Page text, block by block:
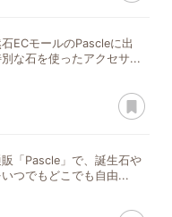
ECモールのPascleに出
な石を使ったアクセサ...
「Pascle」で、誕生石や
つでもどこでも自由...